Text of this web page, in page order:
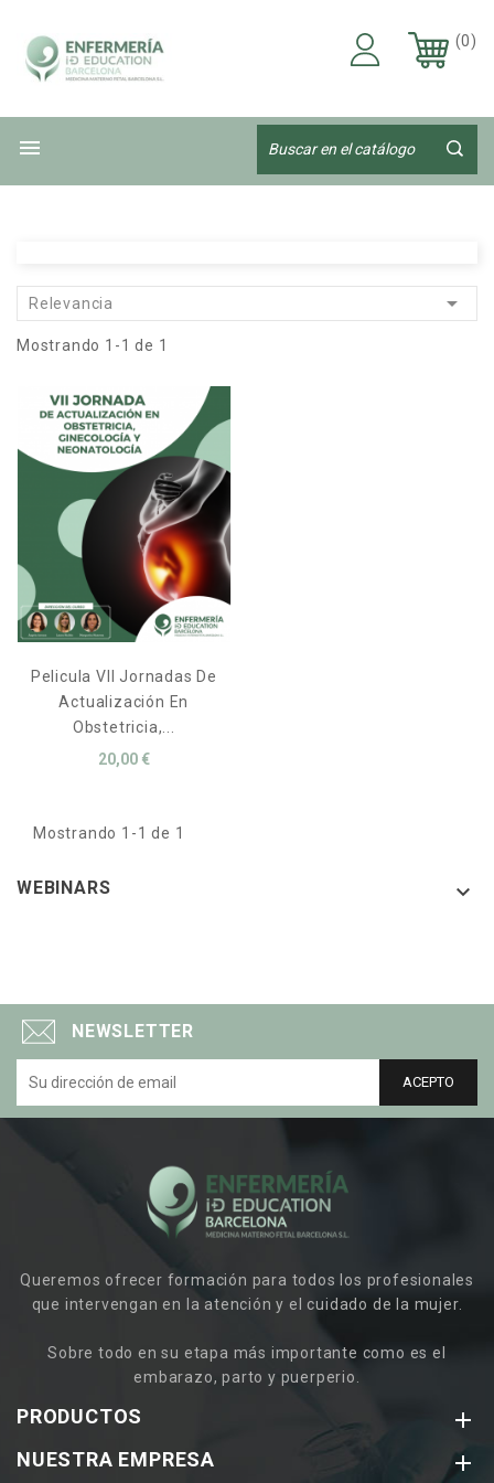
(0)

Relevancia 
Mostrando 1-1 de 1
Pelicula VII Jornadas De
Actualización En
Obstetricia,...
20,00 €
Mostrando 1-1 de 1
WEBINARS 
NEWSLETTER
Queremos ofrecer formación para todos los profesionales
que intervengan en la atención y el cuidado de la mujer.
Sobre todo en su etapa más importante como es el
embarazo, parto y puerperio.
PRODUCTOS 
NUESTRA EMPRESA 